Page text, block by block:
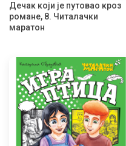
Дечак који је путовао кроз
романе, 8. Читалачки
маратон